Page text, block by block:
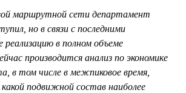
маршрутной сети департамент
но в связи с последними
реализацию в полном объеме
производится анализ по экономике
в том числе в межпиковое время,
подвижной состав наиболее